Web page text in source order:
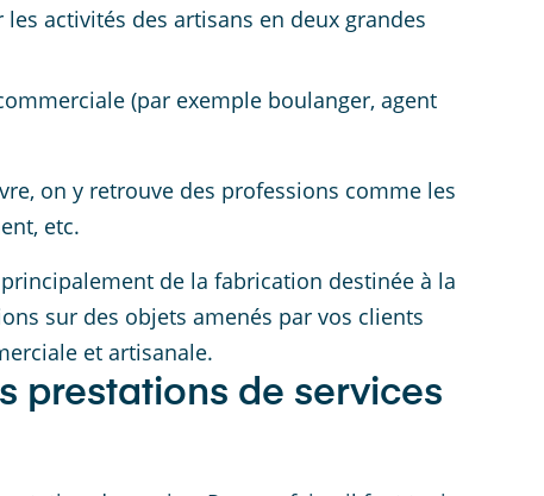
activités des artisans en deux grandes
(par exemple boulanger, agent
on y retrouve des professions comme les
etc.
de la fabrication destinée à la
sur des objets amenés par vos clients
et artisanale.
prestations de services